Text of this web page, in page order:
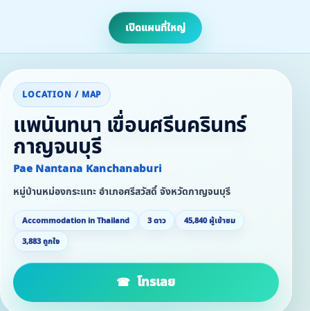
เปิดแผนที่ใหญ่
LOCATION / MAP
แพนันทนา เขื่อนศรีนครินทร์
กาญจนบุรี
Pae Nantana Kanchanaburi
หมู่บ้านหม่องกระแทะ อำเภอศรีสวัสดิ์ จังหวัดกาญจนบุรี
Accommodation in Thailand 3 ดาว
45,840 ผู้เข้าชม
3,883 ถูกใจ
โทรเลย